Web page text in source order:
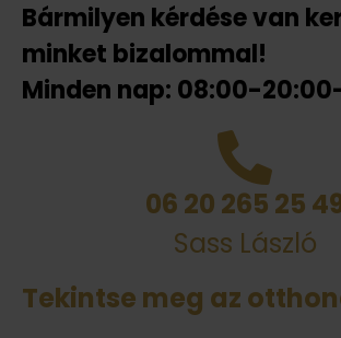
Bármilyen kérdése van
minket bizalommal!
Minden nap: 08:00-
06 20 265 25
Sass László
Tekintse meg az